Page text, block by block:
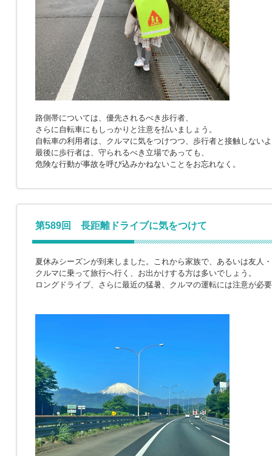
路側帯については、優先されるべき歩行者、
さらに自転車にもしっかりと注意を払いましょう。
自転車の利用者は、クルマに気をつけつつ、歩行者と接触しない
最後に歩行者は、守られるべき立場であっても、
危険な行動が事故を呼び込みかねないことをお忘れなく。
第589回 長距離ドライブに気をつけて
夏休みシーズンが到来しました。これから家族で、あるいは友人
クルマに乗って旅行へ行く、お出かけする方は多いでしょう。
ロングドライブ、さらに最近の猛暑、クルマの運転には注意が必